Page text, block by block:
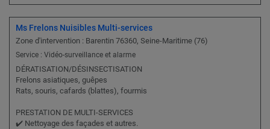
Ms Frelons Nuisibles Multi-services
Zone d'intervention : Barentin 76360, Seine-Maritime (76)
Service : Vidéo-surveillance et alarme
DÉRATISATION/DÉSINSECTISATION
Frelons asiatiques, guêpes
Rats, souris, cafards (blattes), fourmis
PRESTATION DE MULTI-SERVICES
✔️ Nettoyage des façades et autres.